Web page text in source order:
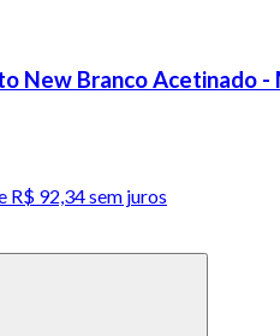
New Branco Acetinado -
R$ 92,34 sem juros